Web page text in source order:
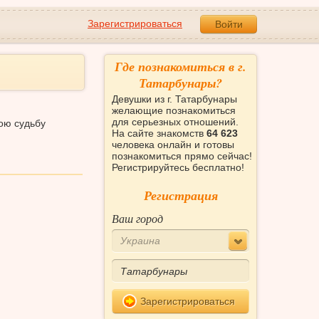
Зарегистрироваться Войти
судьбу
Где познакомиться в г.
Татарбунары?
Девушки из г. Татарбунары
желающие познакомиться
для серьезных отношений.
На сайте знакомств 64 623
человека онлайн и готовы
познакомиться прямо сейчас!
Регистрируйтесь бесплатно!
Регистрация
Ваш город
Украина
Зарегистрироваться